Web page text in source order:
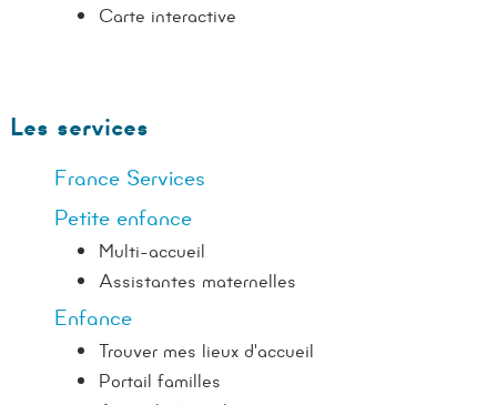
Carte interactive
Les services
France Services
Petite enfance
Multi-accueil
Assistantes maternelles
Enfance
Trouver mes lieux d'accueil
Portail familles